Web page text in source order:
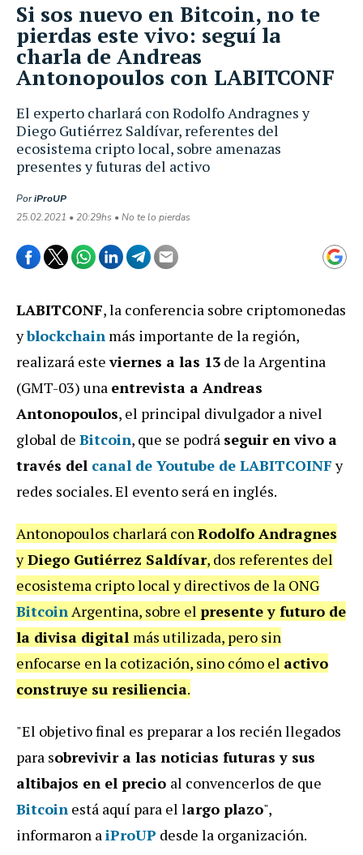
El experto charlará con Rodolfo Andragnes y
Diego Gutiérrez Saldívar, referentes del
ecosistema cripto local, sobre amenazas
presentes y futuras del activo
PoriProUP
25.02.2021 • 20:29hs • No te lo pierdas
Si sos nuevo en Bitcoin, no te
pierdas este vivo: seguí la
charla de Andreas
Antonopoulos con LABITCONF
LABITCONF, la conferencia sobre criptomonedas
yblockchain más importante de la región,
realizará esteviernes a las 13 de la Argentina
(GMT-03) una entrevista a Andreas
Antonopoulos, el principal divulgador a nivel
global de Bitcoin, que se podrá seguir en vivo a
través del canal de Youtube de LABITCOINFy
redes sociales. El evento será en inglés.
Antonopoulos charlará conRodolfo Andragnes
yDiego Gutiérrez Saldívar, dos referentes del
ecosistema cripto local y directivos de la ONG
BitcoinArgentina, sobre el presente y futuro de
la divisa digital más utilizada, pero sin
enfocarse en la cotización, sino cómo el activo
construye su resiliencia.
"El objetivo final es preparar a los recién llegados
para sobrevivir a las noticias futuras y sus
altibajos en el precio al convencerlos de que
Bitcoin está aquí para el largo plazo",
informaron aiProUP desde la organización.